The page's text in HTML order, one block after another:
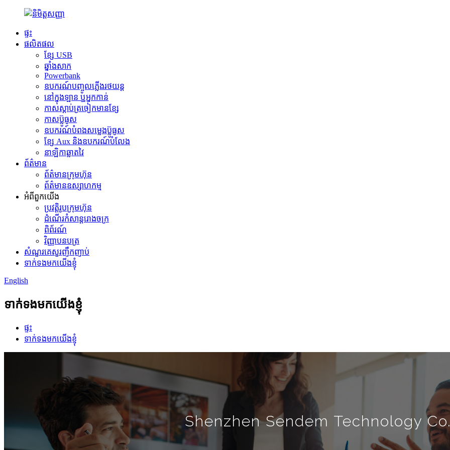
ផ្ទះ
ផលិតផល
ខ្សែ USB
ឆ្នាំងសាក
Powerbank
ឧបករណ៍បញ្ចូលភ្លើងរថយន្ត
នៅក្នុងឡាន ឬអ្នកកាន់
កាសស្តាប់ត្រចៀកមានខ្សែ
កាសប៊្លូធូស
ឧបករណ៍បំពងសម្លេងប៊្លូធូស
ខ្សែ Aux និងឧបករណ៍បំលែង
នាឡិកាឆ្លាតវៃ
ព័ត៌មាន
ព័ត៌មានក្រុមហ៊ុន
ព័ត៌មានឧស្សាហកម្ម
អំពីពួកយើង
ប្រវត្តិរូបក្រុមហ៊ុន
ដំណើរកំសាន្តរោងចក្រ
ពិព័រណ៍
វិញ្ញាបនបត្រ
សំណួរគេសួរញឹកញាប់
ទាក់ទងមកយើងខ្ញុំ
English
ទាក់ទងមកយើងខ្ញុំ
ផ្ទះ
ទាក់ទងមកយើងខ្ញុំ
Shenzhen Sendem Technology